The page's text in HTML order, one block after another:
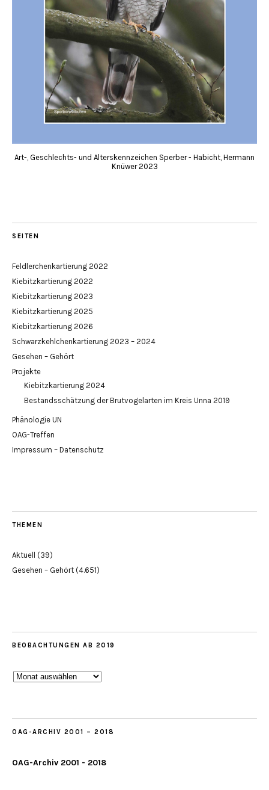
Art-, Geschlechts- und Alterskennzeichen Sperber - Habicht, Hermann
Knüwer 2023
SEITEN
Feldlerchenkartierung 2022
Kiebitzkartierung 2022
Kiebitzkartierung 2023
Kiebitzkartierung 2025
Kiebitzkartierung 2026
Schwarzkehlchenkartierung 2023 – 2024
Gesehen – Gehört
Projekte
Kiebitzkartierung 2024
Bestandsschätzung der Brutvogelarten im Kreis Unna 2019
Phänologie UN
OAG-Treffen
Impressum – Datenschutz
THEMEN
Aktuell
(39)
Gesehen – Gehört (4.651)
BEOBACHTUNGEN AB 2019
Beobachtungen
OAG-ARCHIV 2001 – 2018
OAG-Archiv 2001 - 2018